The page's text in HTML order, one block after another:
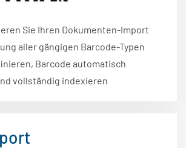
Sie Ihren Dokumenten-Import
aller gängigen Barcode-Typen
Barcode automatisch
vollständig indexieren